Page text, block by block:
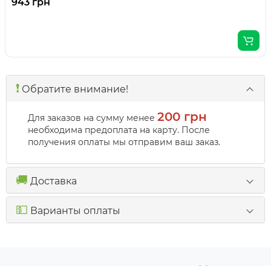
943 грн
❗️ Обратите внимание!
Для заказов на сумму менее 200 грн
необходима предоплата на карту. После
получения оплаты мы отправим ваш заказ.
🚚 Доставка
💵 Варианты оплаты